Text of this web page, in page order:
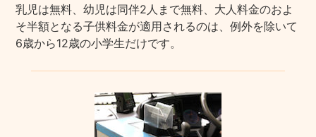
乳児は無料、幼児は同伴2人まで無料、大人料金のおよ
そ半額となる子供料金が適用されるのは、例外を除いて
6歳から12歳の小学生だけです。